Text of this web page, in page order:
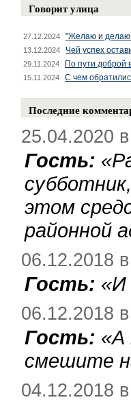
Говорит улица
27.12.2024 "Желаю и
13.12.2024 Чей успех
29.11.2024 По пути доброй
15.11.2024 С чем
Последние
25.04.2020
Гость: «
этом
районной
06.12.2018
Гость: «И
06.12.2018
Гость: «А
смешите
04.12.2018